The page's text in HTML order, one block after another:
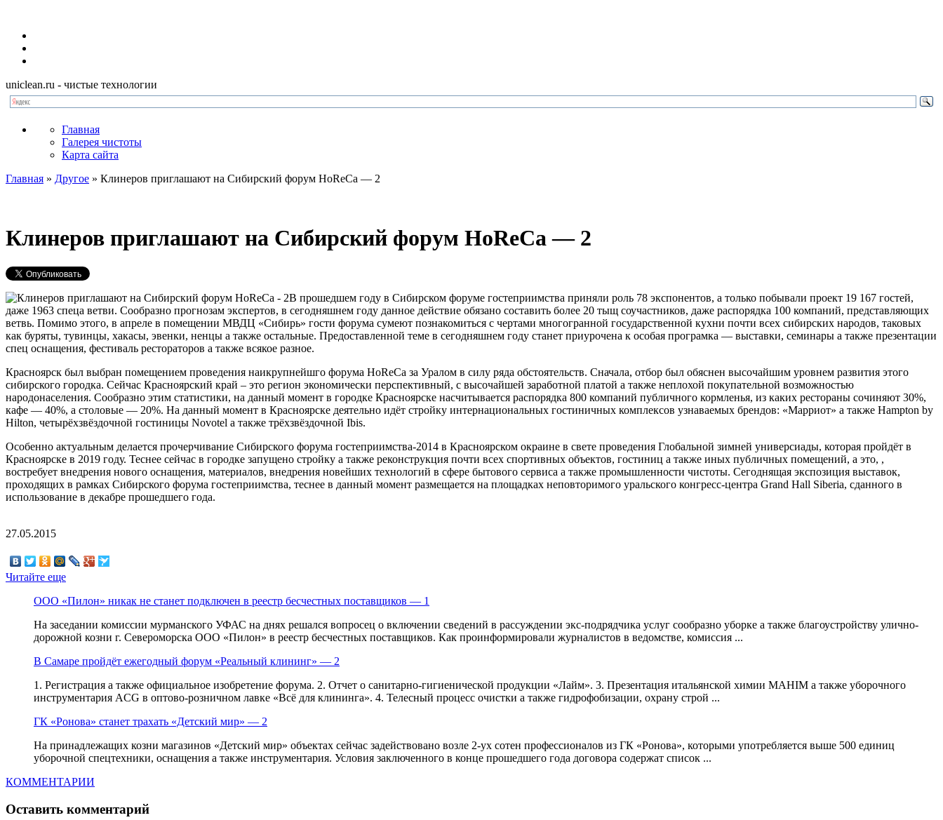
uniclean.ru - чистые технологии
Главная
Галерея чистоты
Карта сайта
Главная » Другое » Клинеров приглашают на Сибирский форум HoReCa — 2
Клинеров приглашают на Сибирский форум HoReCa — 2
В прошедшем году в Сибирском форуме гостеприимства приняли роль 78 экспонентов, а только побывали проект 19 167 гостей,
даже 1963 спеца ветви. Сообразно прогнозам экспертов, в сегодняшнем году данное действие обязано составить более 20 тыщ соучастников, даже распорядка 100 компаний, представляющих
ветвь. Помимо этого, в апреле в помещении МВДЦ «Сибирь» гости форума сумеют познакомиться с чертами многогранной государственной кухни почти всех сибирских народов, таковых
как буряты, тувинцы, хакасы, эвенки, ненцы а также остальные. Предоставленной теме в сегодняшнем году станет приурочена к особая програмка — выставки, семинары а также презентации
спец оснащения, фестиваль рестораторов а также всякое разное.
Красноярск был выбран помещением проведения наикрупнейшго форума HoReCa за Уралом в силу ряда обстоятельств. Сначала, отбор был обяснен высочайшим уровнем развития этого
сибирского городка. Сейчас Красноярский край – это регион экономически перспективный, с высочайшей заработной платой а также неплохой покупательной возможностью
народонаселения. Сообразно этим статистики, на данный момент в городке Красноярске насчитывается распорядка 800 компаний публичного кормленья, из каких рестораны сочиняют 30%,
кафе — 40%, а столовые — 20%. На данный момент в Красноярске деятельно идёт стройку интернациональных гостиничных комплексов узнаваемых брендов: «Марриот» а также Hampton by
Hilton, четырёхзвёздочной гостиницы Novotel а также трёхзвёздочной Ibis.
Особенно актуальным делается прочерчивание Сибирского форума гостеприимства-2014 в Красноярском окраине в свете проведения Глобальной зимней универсиады, которая пройдёт в
Красноярске в 2019 году. Теснее сейчас в городке запущено стройку а также реконструкция почти всех спортивных объектов, гостиниц а также иных публичных помещений, а это, ,
востребует внедрения нового оснащения, материалов, внедрения новейших технологий в сфере бытового сервиса а также промышленности чистоты. Сегоднящая экспозиция выставок,
проходящих в рамках Сибирского форума гостеприимства, теснее в данный момент размещается на площадках неповторимого уральского конгресс-центра Grand Hall Siberia, сданного в
использование в декабре прошедшего года.
27.05.2015
Читайте еще
ООО «Пилон» никак не станет подключен в реестр бесчестных поставщиков — 1
На заседании комиссии мурманского УФАС на днях решался вопросец о включении сведений в рассуждении экс-подрядчика услуг сообразно уборке а также благоустройству улично-
дорожной козни г. Североморска ООО «Пилон» в реестр бесчестных поставщиков. Как проинформировали журналистов в ведомстве, комиссия ...
В Самаре пройдёт ежегодный форум «Реальный клининг» — 2
1. Регистрация а также официальное изобретение форума. 2. Отчет о санитарно-гигиенической продукции «Лайм». 3. Презентация итальянской химии MAHIM а также уборочного
инструментария ACG в оптово-розничном лавке «Всё для клининга». 4. Телесный процесс очистки а также гидрофобизации, охрану строй ...
ГК «Ронова» станет трахать «Детский мир» — 2
На принадлежащих козни магазинов «Детский мир» объектах сейчас задействовано возле 2-ух сотен профессионалов из ГК «Ронова», которыми употребляется выше 500 единиц
уборочной спецтехники, оснащения а также инструментария. Условия заключенного в конце прошедшего года договора содержат список ...
КОММЕНТАРИИ
Оставить комментарий